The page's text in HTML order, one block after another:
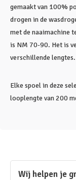
gemaakt van 100%
drogen in de
met de naaimachine
is NM 70-90. Het is
verschillende lengtes.
Elke spoel in deze
looplengte van 200
Wij helpen je